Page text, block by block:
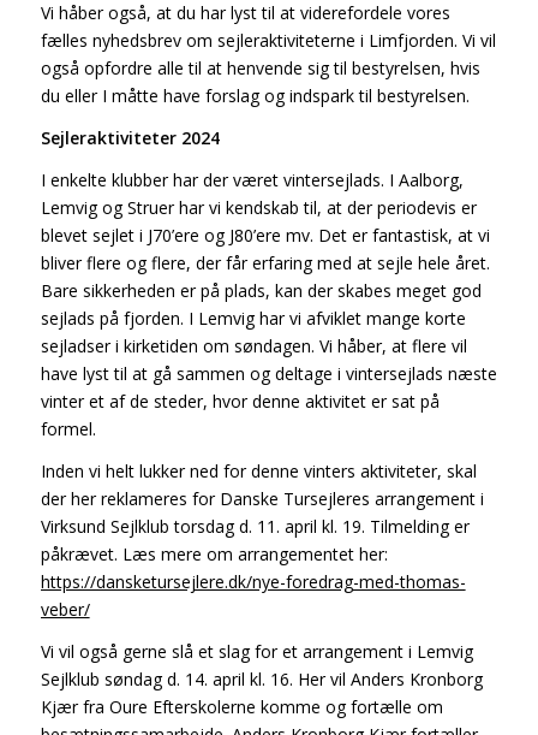
Vi håber også, at du har lyst til at viderefordele vores
fælles nyhedsbrev om sejleraktiviteterne i Limfjorden. Vi vil
også opfordre alle til at henvende sig til bestyrelsen, hvis
du eller I måtte have forslag og indspark til bestyrelsen.
Sejleraktiviteter 2024
I enkelte klubber har der været vintersejlads. I Aalborg,
Lemvig og Struer har vi kendskab til, at der periodevis er
blevet sejlet i J70’ere og J80’ere mv. Det er fantastisk, at vi
bliver flere og flere, der får erfaring med at sejle hele året.
Bare sikkerheden er på plads, kan der skabes meget god
sejlads på fjorden. I Lemvig har vi afviklet mange korte
sejladser i kirketiden om søndagen. Vi håber, at flere vil
have lyst til at gå sammen og deltage i vintersejlads næste
vinter et af de steder, hvor denne aktivitet er sat på
formel.
Inden vi helt lukker ned for denne vinters aktiviteter, skal
der her reklameres for Danske Tursejleres arrangement i
Virksund Sejlklub torsdag d. 11. april kl. 19. Tilmelding er
påkrævet. Læs mere om arrangementet her:
https://dansketursejlere.dk/nye-foredrag-med-thomas-
veber/
Vi vil også gerne slå et slag for et arrangement i Lemvig
Sejlklub søndag d. 14. april kl. 16. Her vil Anders Kronborg
Kjær fra Oure Efterskolerne komme og fortælle om